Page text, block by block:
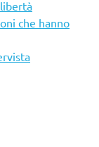
che hanno